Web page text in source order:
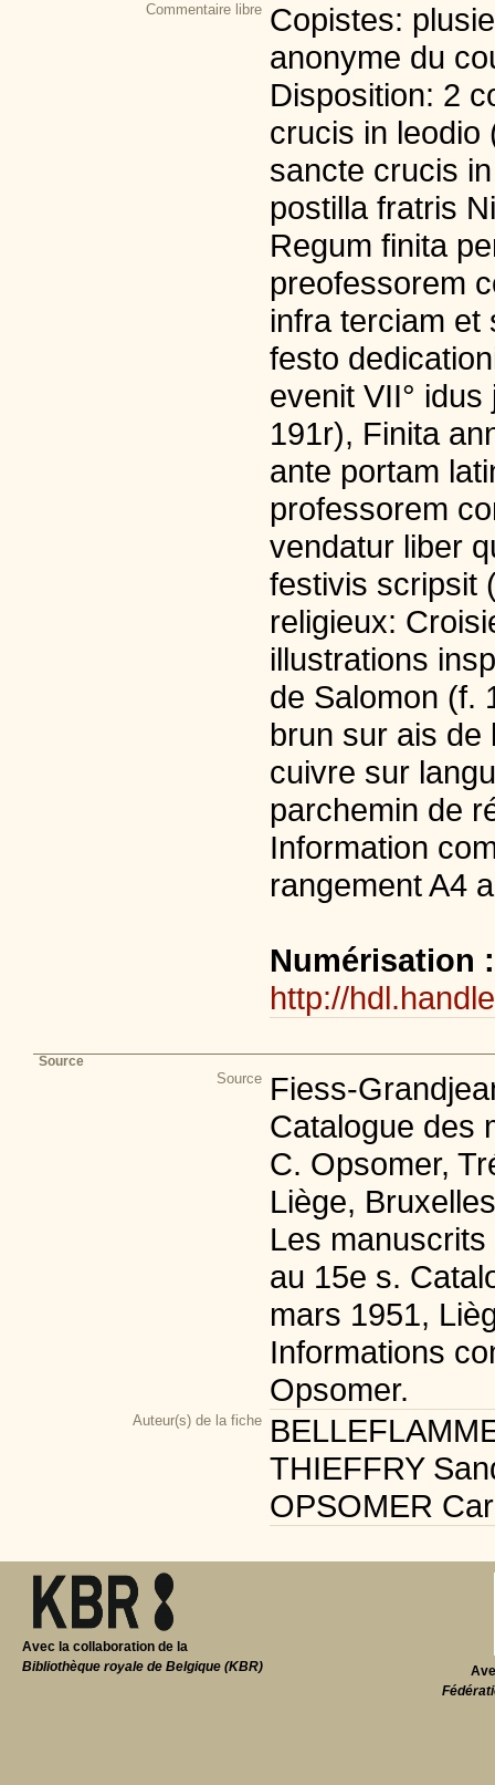
Commentaire libre Copistes:
anonyme du
Disposition: 2
crucis in leodio
sancte crucis
postilla fratris
Regum finita
preofessorem
infra terciam et
festo
evenit VII°
191r), Finita
ante portam
professorem
vendatur liber
festivis scripsit
religieux:
illustrations
de Salomon (f.
brun sur ais de
cuivre sur
parchemin de
Information
rangement A4
Numérisation
http://
Source
Source Fiess-
Catalogue des
C. Opsomer,
Liège,
Les
au 15e s.
mars 1951,
Informations
Opsomer.
Auteur(s) de la fiche
THIEFFRY
OPSOMER
Avec la collaboration de la
Bibliothèque royale de Belgique (KBR)